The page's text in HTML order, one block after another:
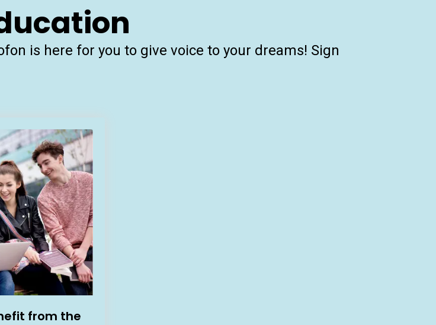
is here for you to give voice to your dreams! Sign
from the